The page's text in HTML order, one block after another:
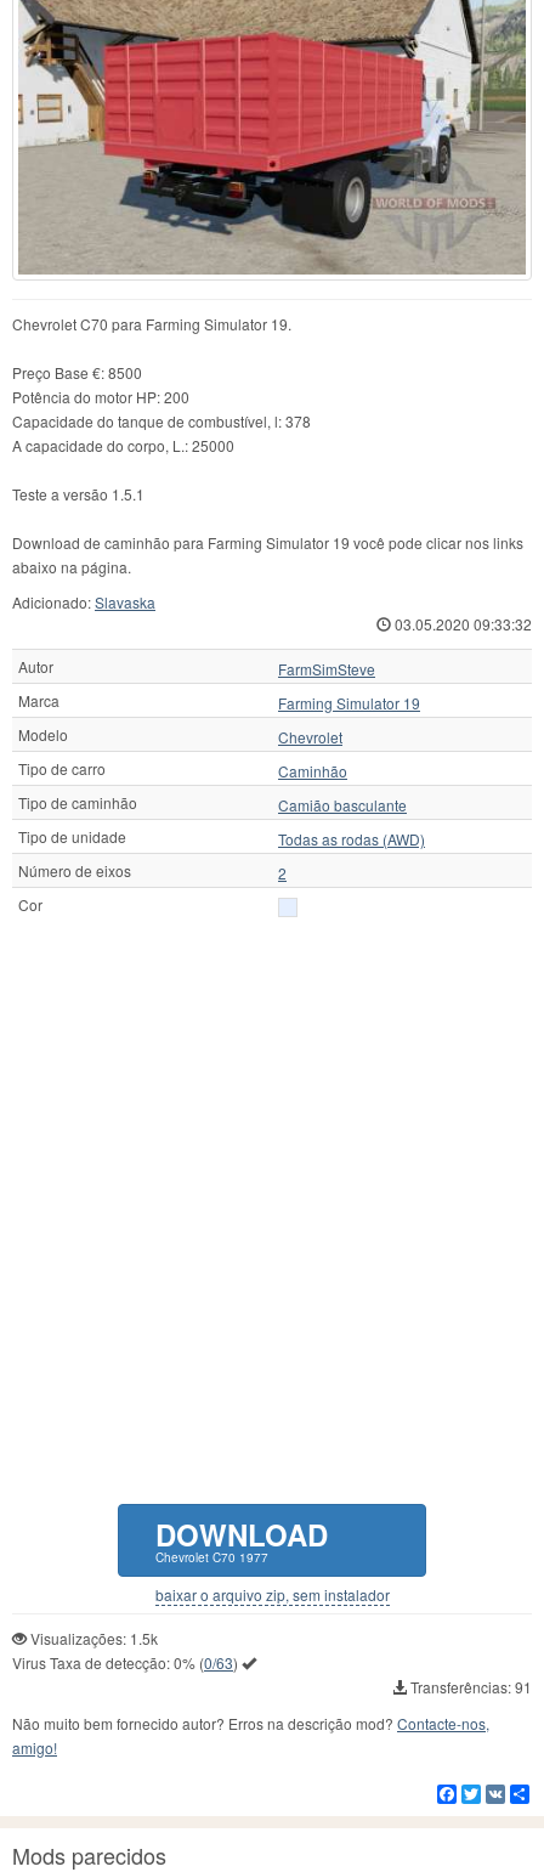
Chevrolet C70 para Farming Simulator 19.
Preço Base €: 8500
Potência do motor HP: 200
Capacidade do tanque de combustível, l: 378
A capacidade do corpo, L.: 25000
Teste a versão 1.5.1
Download de caminhão para Farming Simulator 19 você pode clicar nos links
abaixo na página.
Adicionado:Slavaska
03.05.2020 09:33:32
Autor
FarmSimSteve
Marca
Farming Simulator 19
Modelo
Chevrolet
Tipo de carro
Caminhão
Tipo de caminhão
Camião basculante
Tipo de unidade
Todas as rodas (AWD)
Número de eixos
2
Cor
DOWNLOAD
Chevrolet C70 1977
baixar o arquivo zip, sem instalador
Visualizações: 1.5k
Virus Taxa de detecção:0% (0/63)
Transferências: 91
Não muito bem fornecido autor? Erros na descrição mod? Contacte-nos,
amigo!
Facebook
Twitter
VK
Mods parecidos